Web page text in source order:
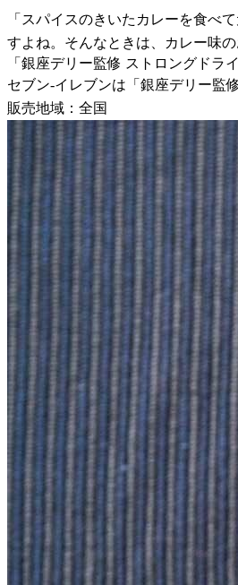
「スパイスのきいたカレーを食べ
すよね。そんなときは、カレー味
「銀座デリー監修 ストロングドラ
セブン-イレブンは「銀座デリー監
販売地域：全国